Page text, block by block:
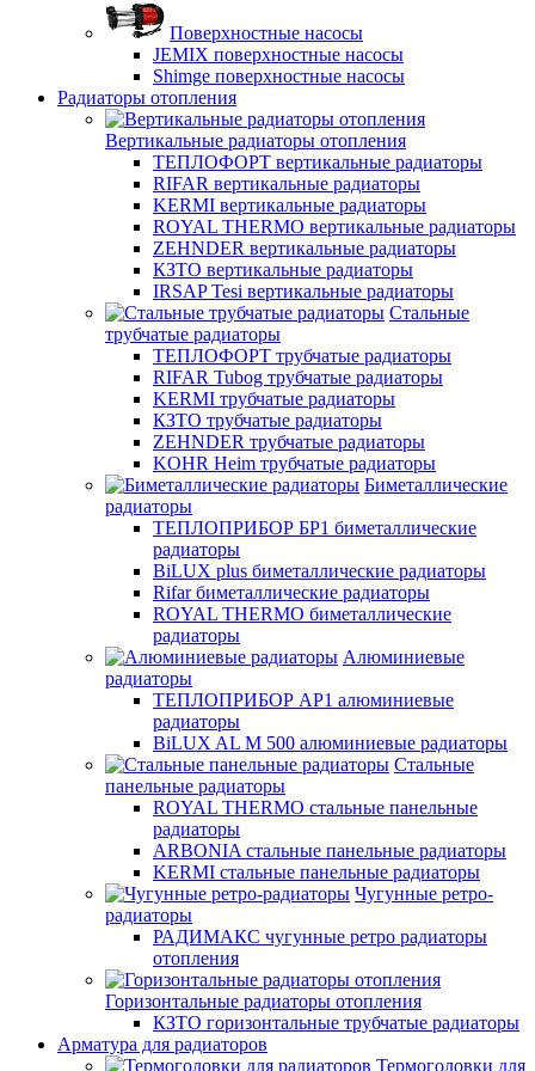
Поверхностные насосы
JEMIX поверхностные насосы
Shimge поверхностные насосы
Радиаторы отопления
Вертикальные радиаторы отопления
ТЕПЛОФОРТ вертикальные радиаторы
RIFAR вертикальные радиаторы
KERMI вертикальные радиаторы
ROYAL THERMO вертикальные радиаторы
ZEHNDER вертикальные радиаторы
КЗТО вертикальные радиаторы
IRSAP Tesi вертикальные радиаторы
Стальные
трубчатые радиаторы
ТЕПЛОФОРТ трубчатые радиаторы
RIFAR Tubog трубчатые радиаторы
KERMI трубчатые радиаторы
КЗТО трубчатые радиаторы
ZEHNDER трубчатые радиаторы
KOHR Heim трубчатые радиаторы
Биметаллические
радиаторы
ТЕПЛОПРИБОР БР1 биметаллические
радиаторы
BiLUX plus биметаллические радиаторы
Rifar биметаллические радиаторы
ROYAL THERMO биметаллические
радиаторы
Алюминиевые
радиаторы
ТЕПЛОПРИБОР АР1 алюминиевые
радиаторы
BiLUX AL M 500 алюминиевые радиаторы
Стальные
панельные радиаторы
ROYAL THERMO стальные панельные
радиаторы
ARBONIA стальные панельные радиаторы
KERMI стальные панельные радиаторы
Чугунные ретро-
радиаторы
РАДИМАКС чугунные ретро радиаторы
отопления
Горизонтальные радиаторы отопления
КЗТО горизонтальные трубчатые радиаторы
Арматура для радиаторов
Термоголовки для